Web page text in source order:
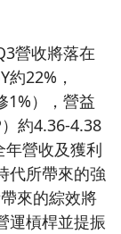
營收將落在
22%，
1%），營益
約4.36-4.38
營收及獲利
代所帶來的強
來的綜效將
運槓桿並提振